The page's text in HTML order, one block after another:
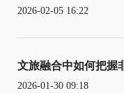
2026-02-05 16:22
文旅融合中如何把握
2026-01-30 09:18